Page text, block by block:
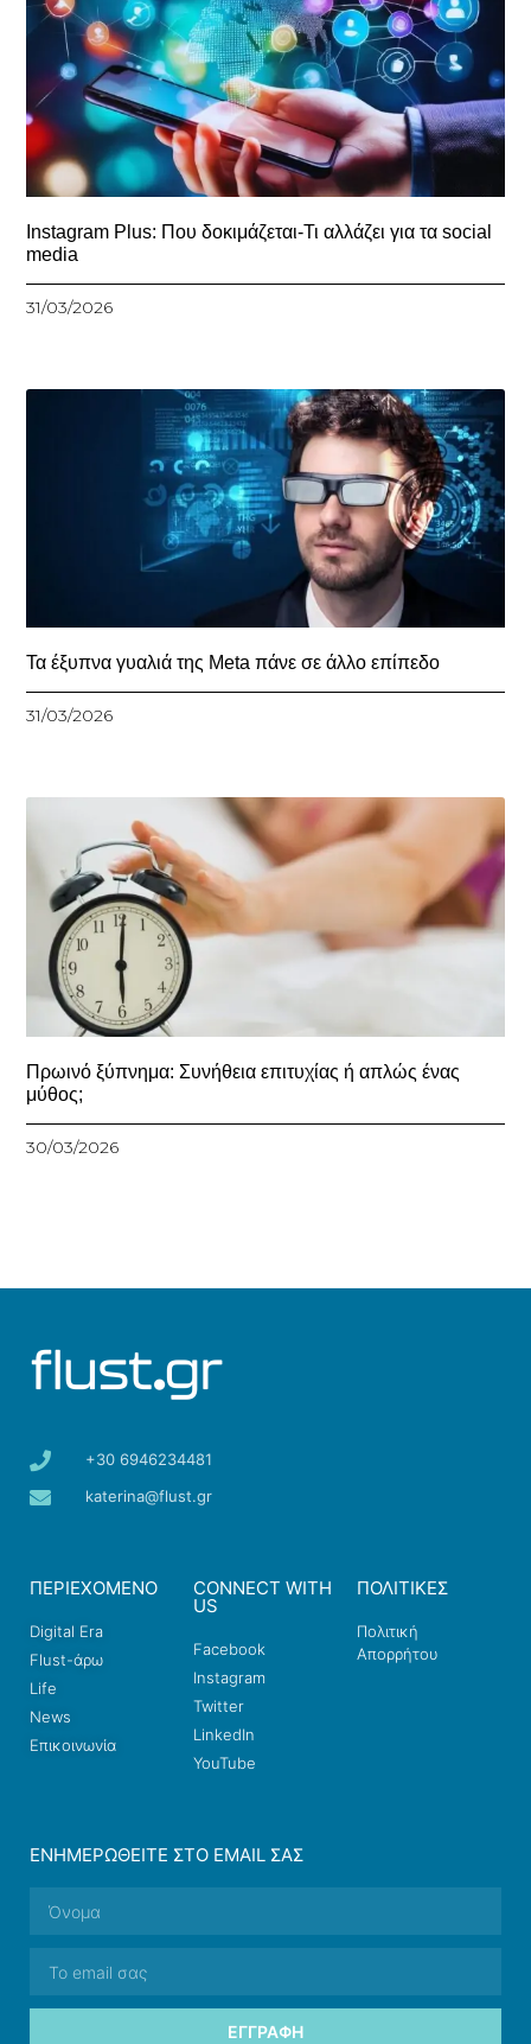
Instagram Plus: Που δοκιμάζεται-Τι αλλάζει για τα social
media
31/03/2026
Τα έξυπνα γυαλιά της Meta πάνε σε άλλο επίπεδο
31/03/2026
Πρωινό ξύπνημα: Συνήθεια επιτυχίας ή απλώς ένας
μύθος;
30/03/2026
+30 6946234481
katerina@flust.gr
ΠΕΡΙΕΧΟΜΕΝΟ
Digital Era
Flust-άρω
Life
News
Επικοινωνία
CONNECT WITH
US
Facebook
Instagram
Twitter
LinkedIn
YouTube
ΠΟΛΙΤΙΚΕΣ
Πολιτική
Απορρήτου
ΕΝΗΜΕΡΩΘΕΊΤΕ ΣΤΟ EMAIL ΣΑΣ
ΕΓΓΡΑΦΉ